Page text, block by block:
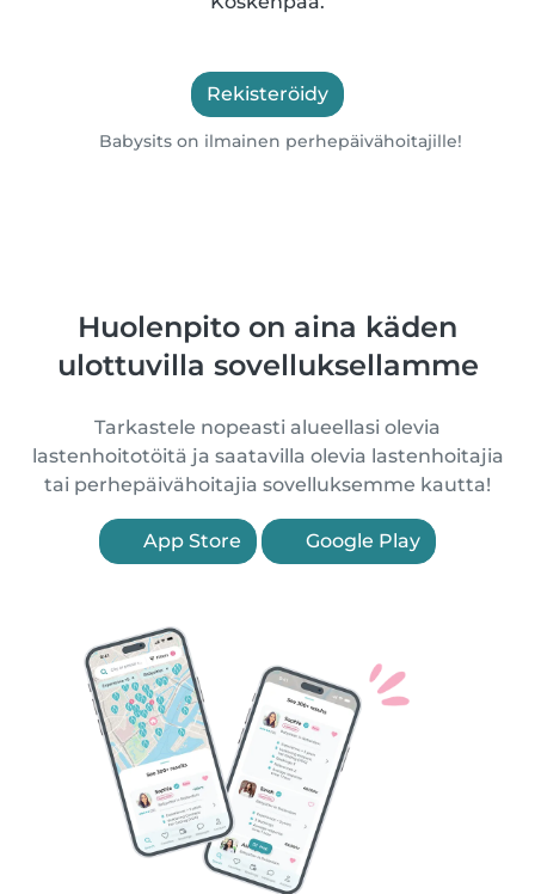
Rekisteröidy
Babysits on ilmainen perhepäivähoitajille!
Huolenpito on aina käden
ulottuvilla sovelluksellamme
Tarkastele nopeasti alueellasi olevia
lastenhoitotöitä ja saatavilla olevia lastenhoitajia
tai perhepäivähoitajia sovelluksemme kautta!
App Store Google Play